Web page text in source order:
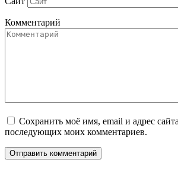
Комментарий
Сохранить моё имя, email и адрес
последующих моих комментариев.